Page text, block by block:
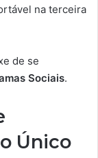
na terceira
de se
Sociais.
Único